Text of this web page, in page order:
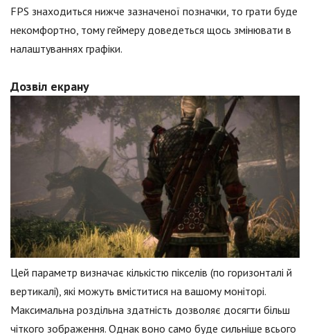
FPS знаходиться нижче зазначеної позначки, то грати буде
некомфортно, тому геймеру доведеться щось змінювати в
налаштуваннях графіки.
Дозвіл екрану
Цей параметр визначає кількістю пікселів (по горизонталі й
вертикалі), які можуть вміститися на вашому моніторі.
Максимальна роздільна здатність дозволяє досягти більш
чіткого зображення. Однак воно само буде сильніше всього